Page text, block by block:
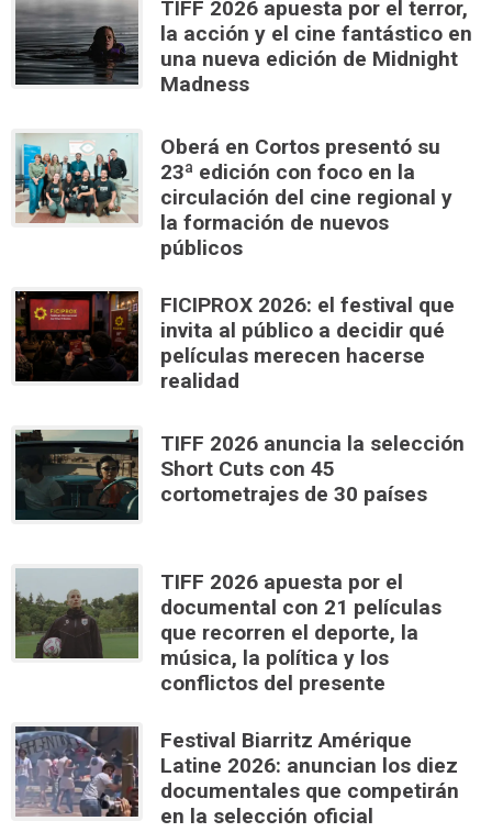
TIFF 2026 apuesta por el terror,
la acción y el cine fantástico en
una nueva edición de Midnight
Madness
Oberá en Cortos presentó su
23ª edición con foco en la
circulación del cine regional y
la formación de nuevos
públicos
FICIPROX 2026: el festival que
invita al público a decidir qué
películas merecen hacerse
realidad
TIFF 2026 anuncia la selección
Short Cuts con 45
cortometrajes de 30 países
TIFF 2026 apuesta por el
documental con 21 películas
que recorren el deporte, la
música, la política y los
conflictos del presente
Festival Biarritz Amérique
Latine 2026: anuncian los diez
documentales que competirán
en la selección oficial